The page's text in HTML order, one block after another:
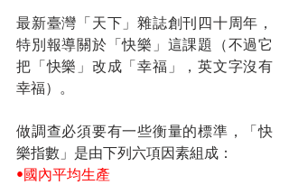
最新臺灣「天下」雜誌創刊四十周年，
特別報導關於「快樂」這課題（不過它
把「快樂」改成「幸福」，英文字沒有
幸福）。
做調查必須要有一些衡量的標準，「快
樂指數」是由下列六項因素組成：
•國內平均生產